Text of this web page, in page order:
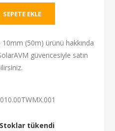
SEPETE EKLE
(50m) ürünü hakkında
güvencesiyle satın
Stoklar tükendi